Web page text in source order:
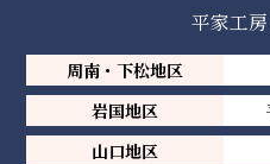
平家工
周南・下松地区
岩国地区
山口地区